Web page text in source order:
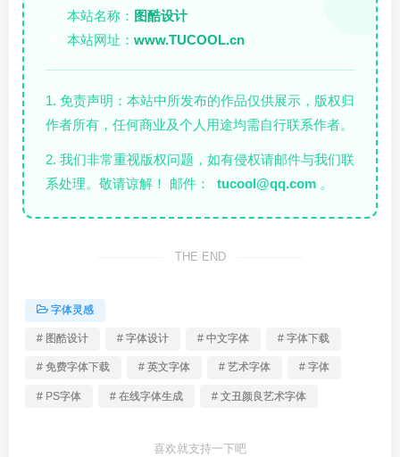
本站名称： 图酷设计
本站网址： www.TUCOOL.cn
1. 免责声明：本站中所发布的作品仅供展示，版权归
作者所有，任何商业及个人用途均需自行联系作者。
2. 我们非常重视版权问题，如有侵权请邮件与我们联
系处理。敬请谅解！ 邮件：
tucool@qq.com 。
THE END
字体灵感
# 图酷设计 # 字体设计 # 中文字体 # 字体下载
# 免费字体下载 # 英文字体 # 艺术字体 # 字体
# PS字体 # 在线字体生成 # 文丑颜良艺术字体
喜欢就支持一下吧